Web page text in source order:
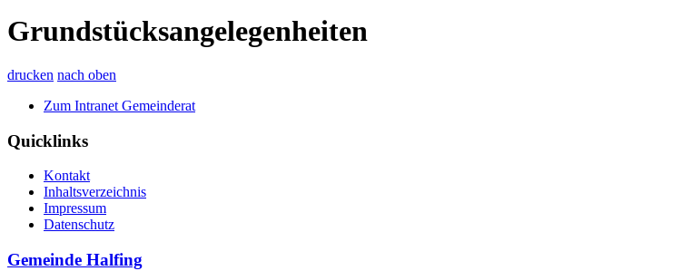
Grundstücksangelegenheiten
drucken nach oben
Zum Intranet Gemeinderat
Quicklinks
Kontakt
Inhaltsverzeichnis
Impressum
Datenschutz
Gemeinde Halfing